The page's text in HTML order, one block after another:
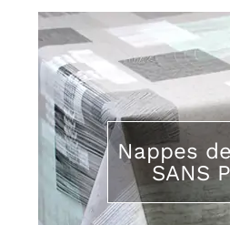
Nappes
SANS